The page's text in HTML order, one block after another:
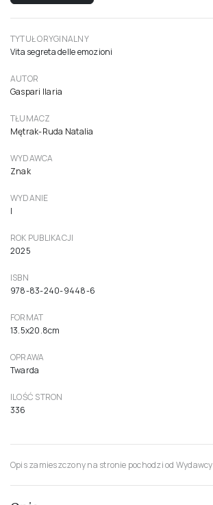
TYTUŁ ORYGINALNY
Vita segreta delle emozioni
AUTOR
Gaspari Ilaria
TŁUMACZ
Mętrak-Ruda Natalia
WYDAWCA
Znak
WYDANIE
I
ROK PUBLIKACJI
2025
ISBN
978-83-240-9448-6
FORMAT
13.5x20.8cm
OPRAWA
Twarda
ILOŚĆ STRON
336
Opis zamieszczony na stronie pochodzi od Wydawcy